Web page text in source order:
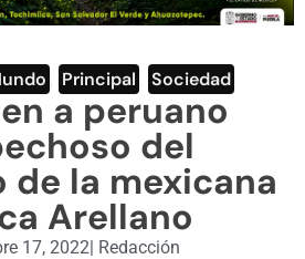
DEPORTES
SECTION
VIDEOS
Principal Sociedad
a peruano
del
de la mexicana
Arellano
17, 2022| Redacción